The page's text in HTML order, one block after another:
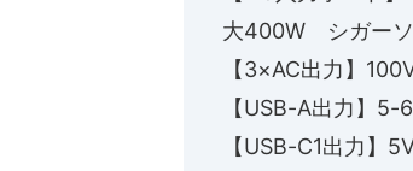
大400W シガーソ
【3×AC出力】
【USB-A出力】
【USB-C1出力】